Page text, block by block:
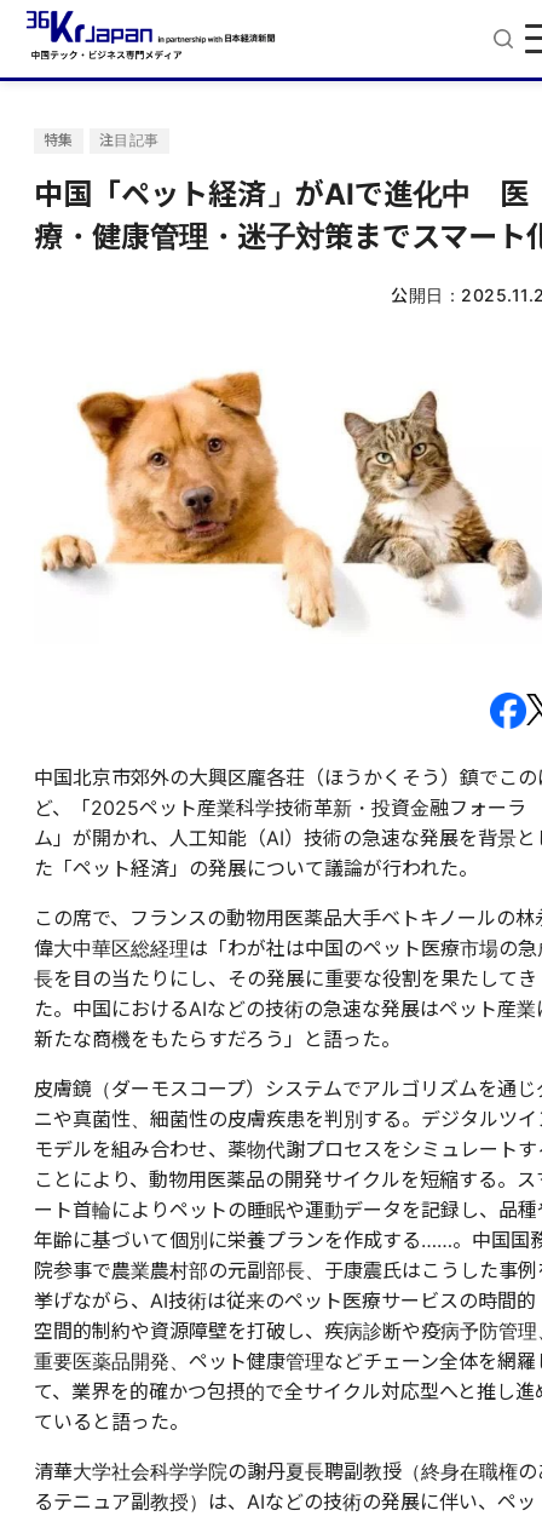
特集 注目記事
中国「ペット経済」がAIで進化中 医
療・健康管理・迷子対策までスマート
公開日：
中国北京市郊外の大興区龐各荘（ほうかくそう）鎮でこの
ど、「2025ペット産業科学技術革新・投資金融フォーラ
ム」が開かれ、人工知能（AI）技術の急速な発展を背景と
た「ペット経済」の発展について議論が行われた。
この席で、フランスの動物用医薬品大手ベトキノールの林
偉大中華区総経理は「わが社は中国のペット医療市場の急
長を目の当たりにし、その発展に重要な役割を果たしてき
た。中国におけるAIなどの技術の急速な発展はペット産業
新たな商機をもたらすだろう」と語った。
皮膚鏡（ダーモスコープ）システムでアルゴリズムを通じ
ニや真菌性、細菌性の皮膚疾患を判別する。デジタルツイ
モデルを組み合わせ、薬物代謝プロセスをシミュレートす
ことにより、動物用医薬品の開発サイクルを短縮する。ス
ート首輪によりペットの睡眠や運動データを記録し、品種
年齢に基づいて個別に栄養プランを作成する……。中国国
院参事で農業農村部の元副部長、于康震氏はこうした事例
挙げながら、AI技術は従来のペット医療サービスの時間的
空間的制約や資源障壁を打破し、疾病診断や疫病予防管理
重要医薬品開発、ペット健康管理などチェーン全体を網羅
て、業界を的確かつ包摂的で全サイクル対応型へと推し進
ていると語った。
清華大学社会科学学院の謝丹夏長聘副教授（終身在職権の
るテニュア副教授）は、AIなどの技術の発展に伴い、ペッ